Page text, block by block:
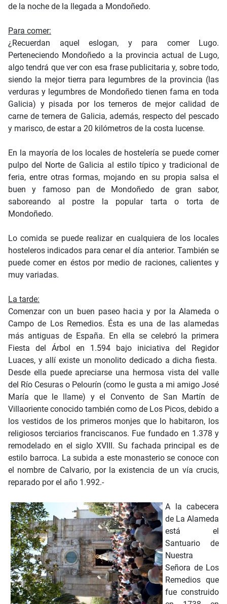
de la noche de la llegada a Mondoñedo.
Para comer:
¿Recuerdan aquel eslogan, y para comer Lugo.
Perteneciendo Mondoñedo a la provincia actual de Lugo,
algo tendrá que ver con esa frase publicitaria y, sobre todo,
siendo la mejor tierra para legumbres de la provincia (las
verduras y legumbres de Mondoñedo tienen fama en toda
Galicia) y pisada por los terneros de mejor calidad de
carne de ternera de Galicia, además, respecto del pescado
y marisco, de estar a 20 kilómetros de la costa lucense.
En la mayoría de los locales de hostelería se puede comer
pulpo del Norte de Galicia al estilo típico y tradicional de
feria, entre otras formas, mojando en su propia salsa el
buen y famoso pan de Mondoñedo de gran sabor,
saboreando al postre la popular tarta o torta de
Mondoñedo.
Lo comida se puede realizar en cualquiera de los locales
hosteleros indicados para cenar el día anterior. También se
puede comer en éstos por medio de raciones, calientes y
muy variadas.
La tarde:
Comenzar con un buen paseo hacia y por la Alameda o
Campo de Los Remedios. Ésta es una de las alamedas
más antiguas de España. En ella se celebró la primera
Fiesta del Árbol en 1.594 bajo iniciativa del Regidor
Luaces, y allí existe un monolito dedicado a dicha fiesta.
Desde ella puede apreciarse una hermosa vista del valle
del Río Cesuras o Pelourín (como le gusta a mi amigo José
María que le llame) y el Convento de San Martín de
Villaoriente conocido también como de Los Picos, debido a
los vestidos de los primeros monjes que lo habitaron, los
religiosos terciarios franciscanos. Fue fundado en 1.378 y
remodelado en el siglo XVIII. Su fachada principal es de
estilo barroca. La subida a este monasterio se conoce con
el nombre de Calvario, por la existencia de un vía crucis,
reparado por el año 1.992.-
A la cabecera
de La Alameda
está el
Santuario de
Nuestra
Señora de Los
Remedios que
fue construido